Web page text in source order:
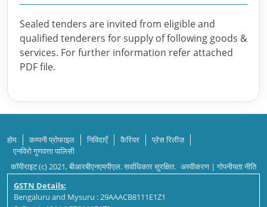
Sealed tenders are invited from eligible and
qualified tenderers for supply of following goods &
services. For further information refer attached
PDF file.
होम कम्पनी प्रोफाइल निविदाएँ कैरियर
प्रेस रिलीज़
एनविरो गुणवत्ता पालिसी
कॉपीराइट (c) 2021, बीआरबीएनएमपीएल. सर्वाधिकार सुरक्षित. अस्वीकरण |गोपनीयता नीति
GSTN Details:
Bengaluru and Mysuru : 29AAACB8111E1Z1